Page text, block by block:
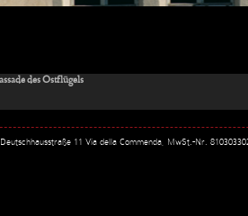
des Ostflügels
11 Via della Commenda, MwSt.-Nr.